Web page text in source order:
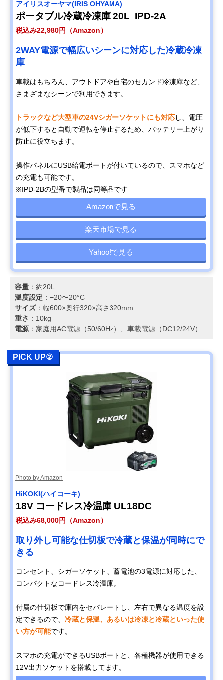
アイリスオーヤマ(IRIS OHYAMA)
ポータブル冷蔵冷凍庫 20L IPD-2A
税込み22,980円（Amazon）
2WAY電源で幅広いシーンに対応した冷蔵冷凍
庫
車載はもちろん、アウトドアや自宅のセカンド冷凍庫など、
さまざまなシーンで利用できます。
トラックなど大型車の24Vシガーソケットにも対応し、電圧
が低下すると自動で運転を停止するため、バッテリー上がり
防止に役立ちます。
操作パネルにUSB給電ポートが付いているので、スマホなど
の充電も可能です。
※IPD-2Bの型番で製品は同等品です
Amazonで見る
楽天市場で見る
Yahoo!で見る
容量 ：約20L
温度設定 ：−20〜20°C
サイズ：幅600×奥行320×高さ320mm
重さ ：10kg
電源：家庭用AC電源（50/60Hz）、車載電源（DC12/24V）
PICK UP②
Photo by Amazon
HiKOKI(ハイコーキ)
18V コードレス冷温庫 UL18DC
税込み68,000円（Amazon）
取り外し可能な仕切板で冷蔵と保温が同時にで
きる
コンセント、シガーソケット、蓄電池の3電源に対応した、
コンパクトなコードレス冷温庫。
付属の仕切板で庫内をセパレートし、左右で異なる温度を設
定できるので、 冷蔵と保温、あるいは冷凍と冷蔵といった使
い方が可能です。
スマホの充電ができるUSBポートと、各種機器が使用できる
12V出力ソケットを搭載してます。